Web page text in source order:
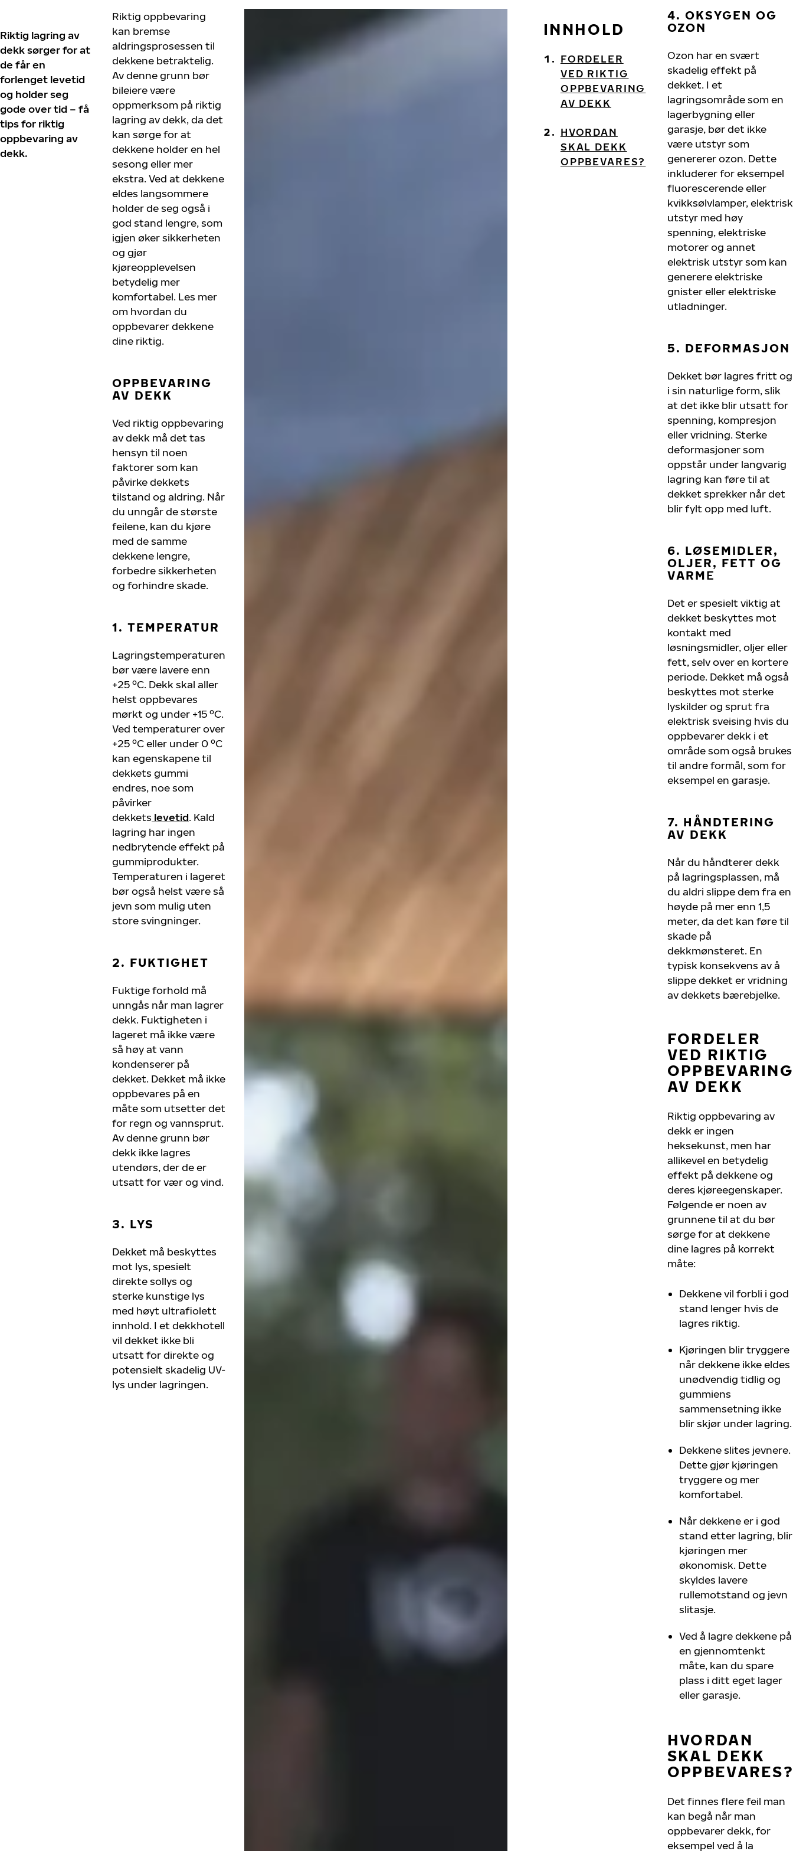
INNHOLD
FORDELER
VED RIKTIG
OPPBEVARING
AV DEKK
HVORDAN
SKAL DEKK
OPPBEVARES?
Riktig lagring av
dekk sørger for at
de får en
forlenget levetid
og holder seg
gode over tid – få
tips for riktig
oppbevaring av
dekk.
Riktig oppbevaring
kan bremse
aldringsprosessen til
dekkene betraktelig.
Av denne grunn bør
bileiere være
oppmerksom på riktig
lagring av dekk, da det
kan sørge for at
dekkene holder en hel
sesong eller mer
ekstra. Ved at dekkene
eldes langsommere
holder de seg også i
god stand lengre, som
igjen øker sikkerheten
og gjør
kjøreopplevelsen
betydelig mer
komfortabel. Les mer
om hvordan du
oppbevarer dekkene
dine riktig.
OPPBEVARING
AV DEKK
Ved riktig oppbevaring
av dekk må det tas
hensyn til noen
faktorer som kan
påvirke dekkets
tilstand og aldring. Når
du unngår de største
feilene, kan du kjøre
med de samme
dekkene lengre,
forbedre sikkerheten
og forhindre skade.
1. TEMPERATUR
Lagringstemperaturen
bør være lavere enn
+25 ºC. Dekk skal aller
helst oppbevares
mørkt og under +15 ºC.
Ved temperaturer over
+25 ºC eller under 0 ºC
kan egenskapene til
dekkets gummi
endres, noe som
påvirker
dekkets levetid. Kald
lagring har ingen
nedbrytende effekt på
gummiprodukter.
Temperaturen i lageret
bør også helst være så
jevn som mulig uten
store svingninger.
2. FUKTIGHET
Fuktige forhold må
unngås når man lagrer
dekk. Fuktigheten i
lageret må ikke være
så høy at vann
kondenserer på
dekket. Dekket må ikke
oppbevares på en
måte som utsetter det
for regn og vannsprut.
Av denne grunn bør
dekk ikke lagres
utendørs, der de er
utsatt for vær og vind.
3. LYS
Dekket må beskyttes
mot lys, spesielt
direkte sollys og
sterke kunstige lys
med høyt ultrafiolett
innhold. I et dekkhotell
vil dekket ikke bli
utsatt for direkte og
potensielt skadelig UV-
lys under lagringen.
4. OKSYGEN OG
OZON
Ozon har en svært
skadelig effekt på
dekket. I et
lagringsområde som en
lagerbygning eller
garasje, bør det ikke
være utstyr som
genererer ozon. Dette
inkluderer for eksempel
fluorescerende eller
kvikksølvlamper, elektrisk
utstyr med høy
spenning, elektriske
motorer og annet
elektrisk utstyr som kan
generere elektriske
gnister eller elektriske
utladninger.
5. DEFORMASJON
Dekket bør lagres fritt og
i sin naturlige form, slik
at det ikke blir utsatt for
spenning, kompresjon
eller vridning. Sterke
deformasjoner som
oppstår under langvarig
lagring kan føre til at
dekket sprekker når det
blir fylt opp med luft.
6. LØSEMIDLER,
OLJER, FETT OG
VARME
Det er spesielt viktig at
dekket beskyttes mot
kontakt med
løsningsmidler, oljer eller
fett, selv over en kortere
periode. Dekket må også
beskyttes mot sterke
lyskilder og sprut fra
elektrisk sveising hvis du
oppbevarer dekk i et
område som også brukes
til andre formål, som for
eksempel en garasje.
7. HÅNDTERING
AV DEKK
Når du håndterer dekk
på lagringsplassen, må
du aldri slippe dem fra en
høyde på mer enn 1,5
meter, da det kan føre til
skade på
dekkmønsteret. En
typisk konsekvens av å
slippe dekket er vridning
av dekkets bærebjelke.
FORDELER
VED RIKTIG
OPPBEVARING
AV DEKK
Riktig oppbevaring av
dekk er ingen
heksekunst, men har
allikevel en betydelig
effekt på dekkene og
deres kjøreegenskaper.
Følgende er noen av
grunnene til at du bør
sørge for at dekkene
dine lagres på korrekt
måte:
Dekkene vil forbli i god
stand lenger hvis de
lagres riktig.
Kjøringen blir tryggere
når dekkene ikke eldes
unødvendig tidlig og
gummiens
sammensetning ikke
blir skjør under lagring.
Dekkene slites jevnere.
Dette gjør kjøringen
tryggere og mer
komfortabel.
Når dekkene er i god
stand etter lagring, blir
kjøringen mer
økonomisk. Dette
skyldes lavere
rullemotstand og jevn
slitasje.
Ved å lagre dekkene på
en gjennomtenkt
måte, kan du spare
plass i ditt eget lager
eller garasje.
HVORDAN
SKAL DEKK
OPPBEVARES?
Det finnes flere feil man
kan begå når man
oppbevarer dekk, for
eksempel ved å la